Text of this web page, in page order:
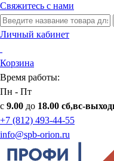
Свяжитесь с нами
Личный кабинет
Корзина
Время работы:
Пн - Пт
с 9.00 до 18.00 сб,вс-
+7 (812) 493-44-55
info@spb-orion.ru